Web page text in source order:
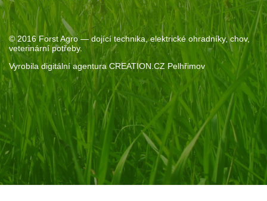
© 2016Forst Agro— dojící technika, elektrické ohradníky, chov,
veterinární potřeby.
Vyrobila digitální agentura CREATION.CZ Pelhřimov